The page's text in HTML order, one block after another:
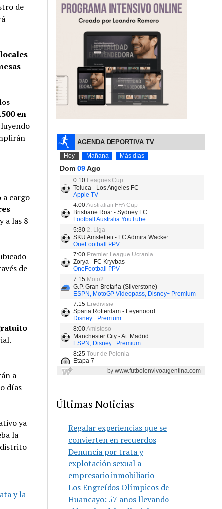
de
en
a cargo
a las 8
de
a
días
ya
la
y la
Últimas Noticias
Regalar experiencias que se
convierten en recuerdos
Denuncia por trata y
explotación sexual a
empresario inmobiliario
Los Engreídos Olímpicos de
Huancayo: 57 años llevando